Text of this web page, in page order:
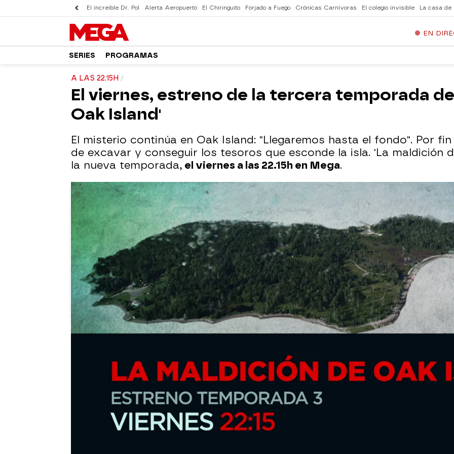
El increíble Dr. Pol Alerta Aeropuerto El Chiringuito Forjado a Fuego Crónicas Carnívoras El colegio invisible La casa de
EN
SERIES PROGRAMAS
A LAS 22.15H
El viernes, estreno de la tercera temporada
Oak Island'
El misterio continúa en Oak Island: "Llegaremos hasta el fondo". Por
de excavar y conseguir los tesoros que esconde la isla. 'La maldición
la nueva temporada, el viernes a las 22.15h en Mega.
Madrid
03 de septiembre de 2018, 20:45
WhatsappFacebook
X
MEGA estrenará este viernes,a partir de las 22:15 horas
tercera temporada de La maldición de
documental que narra las investigaciones llevadas a cabo por